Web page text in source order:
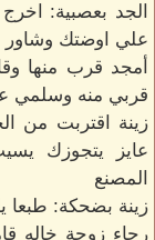
الجد بعصبية:
علي اوضتك وشاور
أمجد قرب منها
قربي منه وسلمي
زينة اقتربت من
عايز يتجوزك
المصنع
زينة بضحكة: طبعا
رجاء زوجة خاله